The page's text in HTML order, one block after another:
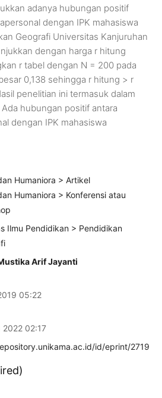
adanya hubungan positif
dengan IPK mahasiswa
Geografi Universitas Kanjuruhan
dengan harga r hitung
r tabel dengan N = 200 pada
0,138 sehingga r hitung > r
penelitian ini termasuk dalam
hubungan positif antara
dengan IPK mahasiswa
Humaniora > Artikel
Humaniora > Konferensi atau
Ilmu Pendidikan > Pendidikan
Arif Jayanti
05:22
2022 02:17
id/eprint/2719